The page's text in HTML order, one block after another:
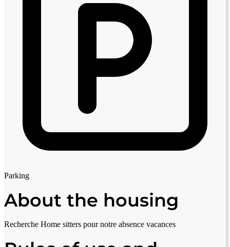
Parking
About the housing
Recherche Home sitters pour notre absence vacances